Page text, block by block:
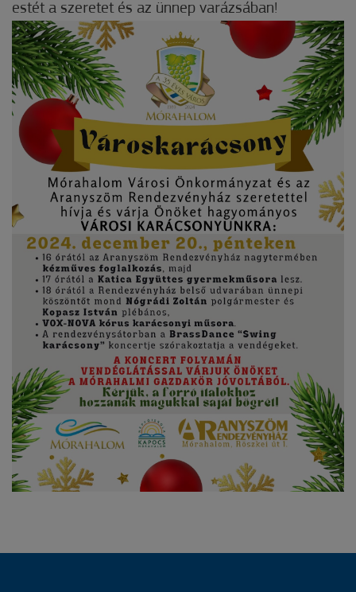
estét a szeretet és az ünnep varázsában!